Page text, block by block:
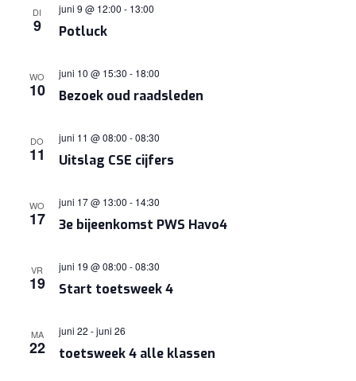
DI
9 Potluck
juni 9 @ 12:00 - 13:00
WO
10 Bezoek oud raadsleden
juni 10 @ 15:30 - 18:00
DO
11 Uitslag CSE cijfers
juni 11 @ 08:00 -08:30
WO
17 3e bijeenkomst PWS Havo4
juni 17 @ 13:00 - 14:30
VR
19 Start toetsweek 4
juni 19 @ 08:00 -08:30
MA
22 toetsweek 4 alle klassen
juni 22 -juni 26